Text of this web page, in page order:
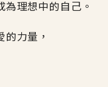
理想中的自己。
力量，